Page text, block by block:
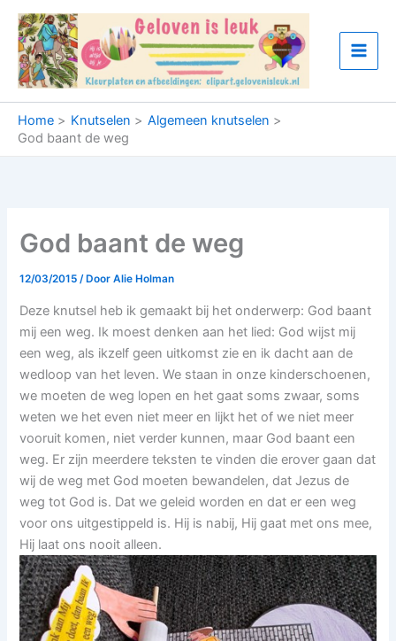
naar
inhoud
Home Knutselen
Algemeen knutselen
God baant de weg
God baant de weg
12/03/2015/ DoorAlie Holman
Deze knutsel heb ik gemaakt bij het onderwerp: God baant
mij een weg. Ik moest denken aan het lied: God wijst mij
een weg, als ikzelf geen uitkomst zie en ik dacht aan de
wedloop van het leven. We staan in onze kinderschoenen,
we moeten de weg lopen en het gaat soms zwaar, soms
weten we het even niet meer en lijkt het of we niet meer
vooruit komen, niet verder kunnen, maar God baant een
weg. Er zijn meerdere teksten te vinden die erover gaan dat
wij de weg met God moeten bewandelen, dat Jezus de
weg tot God is. Dat we geleid worden en dat er een weg
voor ons uitgestippeld is. Hij is nabij, Hij gaat met ons mee,
Hij laat ons nooit alleen.